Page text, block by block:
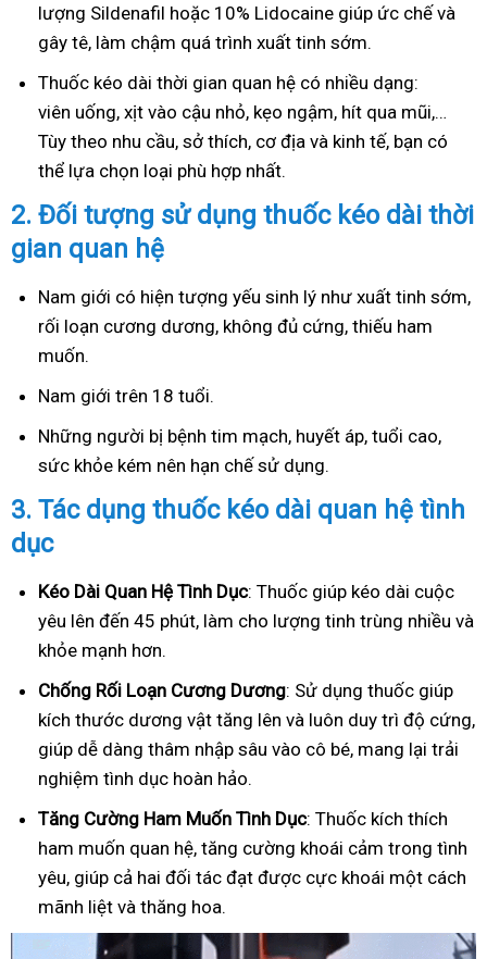
lượng Sildenafil hoặc 10% Lidocaine giúp ức chế và
gây tê, làm chậm quá trình xuất tinh sớm.
Thuốc kéo dài thời gian quan hệ có nhiều dạng:
viên uống, xịt vào cậu nhỏ, kẹo ngậm, hít qua mũi,…
Tùy theo nhu cầu, sở thích, cơ địa và kinh tế, bạn có
thể lựa chọn loại phù hợp nhất.
2. Đối tượng sử dụng thuốc kéo dài thời
gian quan hệ
Nam giới có hiện tượng yếu sinh lý như xuất tinh sớm,
rối loạn cương dương, không đủ cứng, thiếu ham
muốn.
Nam giới trên 18 tuổi.
Những người bị bệnh tim mạch, huyết áp, tuổi cao,
sức khỏe kém nên hạn chế sử dụng.
3. Tác dụng thuốc kéo dài quan hệ tình
dục
Kéo Dài Quan Hệ Tình Dục: Thuốc giúp kéo dài cuộc
yêu lên đến 45 phút, làm cho lượng tinh trùng nhiều và
khỏe mạnh hơn.
Chống Rối Loạn Cương Dương: Sử dụng thuốc giúp
kích thước dương vật tăng lên và luôn duy trì độ cứng,
giúp dễ dàng thâm nhập sâu vào cô bé, mang lại trải
nghiệm tình dục hoàn hảo.
Tăng Cường Ham Muốn Tình Dục: Thuốc kích thích
ham muốn quan hệ, tăng cường khoái cảm trong tình
yêu, giúp cả hai đối tác đạt được cực khoái một cách
mãnh liệt và thăng hoa.